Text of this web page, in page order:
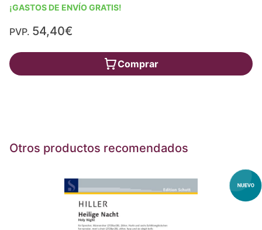
¡GASTOS DE ENVÍO GRATIS!
PVP. 54,40€
Comprar
Otros productos recomendados